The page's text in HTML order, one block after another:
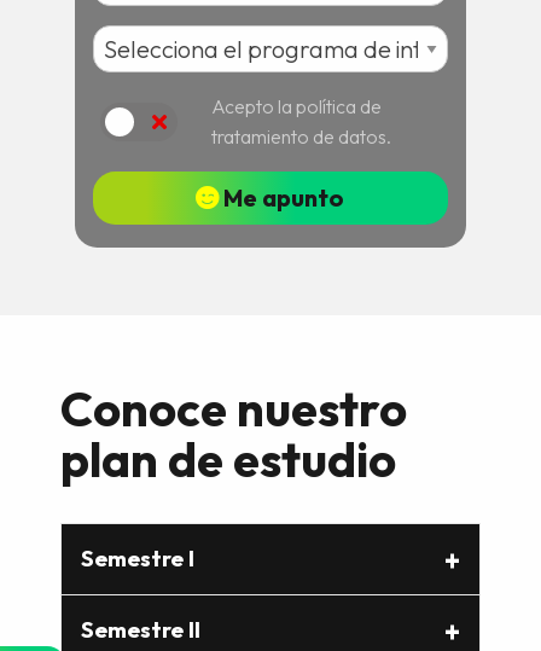
Acepto
Acepto la política de
tratamiento de datos.
Me apunto
Conoce nuestro
plan de estudio
Semestre I
Semestre II